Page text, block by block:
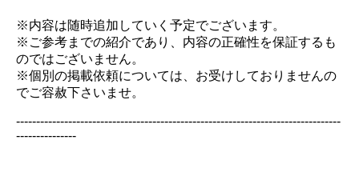
※内容は随時追加していく予定でございます。
※ご参考までの紹介であり、内容の正確性を保証するも
のではございません。
※個別の掲載依頼については、お受けしておりませんの
でご容赦下さいませ。
---------------------------------------------------------------------------------
---------------